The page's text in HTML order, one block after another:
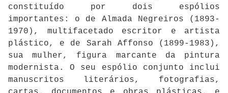
constituído por dois espólios
importantes: o de Almada Negreiros (1893-
1970), multifacetado escritor e artista
plástico, e de Sarah Affonso (1899-1983),
sua mulher, figura marcante da pintura
modernista. O seu espólio conjunto inclui
manuscritos literários, fotografias,